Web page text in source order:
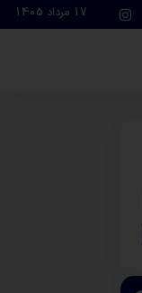
17 مرداد 1405